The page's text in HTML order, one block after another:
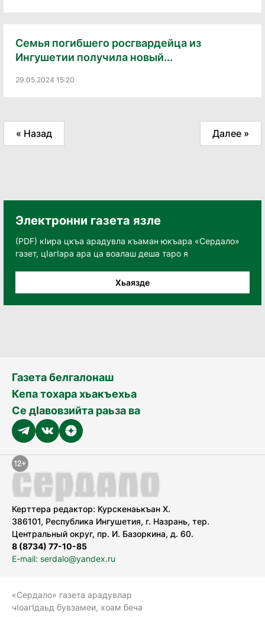
Семья погибшего росгвардейца из
Ингушетии получила новый...
29.05.2024 15:20
« Назад Далее »
Электронни газета язле
(PDF) кӀира цкъа арадувла къаман юкъара «Сердало»
газет, цӀагӀара ара ца воалаш деша таро я
Хьаязде
Газета белгалонаш
Кепа тохара хьакъехьа
Се дӀавовзийта раьза ва
Керттера редактор: Курскенаькъан Х.
386101, Республика Ингушетия, г. Назрань, тер.
Центральный округ, пр. И. Базоркина, д. 60.
8 (8734) 77-10-85
E-mail: serdalo@yandex.ru
«Сердало» газета арадувлар
чIоагIдаьд бувзамеи, хоам беча